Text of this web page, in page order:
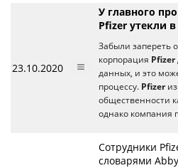
23.10.2020
У главного
Pfizer утекли
Забыли запереть
корпорация Pfizer
данных, и это
процессу. Pfizer
общественности
однако компания
Сотрудники
словарями